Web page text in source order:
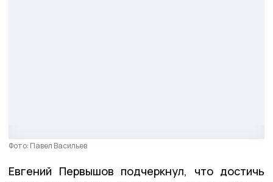
Фото: Павел Васильев
Евгений Первышов подчеркнул, что достичь